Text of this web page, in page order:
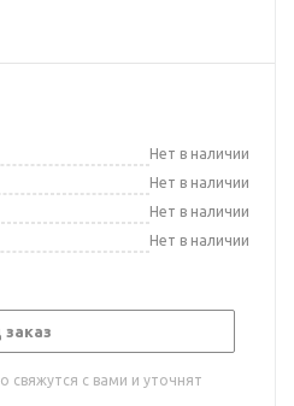
Нет в наличии
Нет в наличии
Нет в наличии
Нет в наличии
заказ
с вами и уточнят